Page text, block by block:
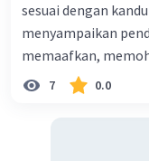
Allah.
4)
ciptaan
kita.
Allah
sesuai dengan
menyampaikan
memaafkan,
bersalah,
melaksanakan
7 0.0